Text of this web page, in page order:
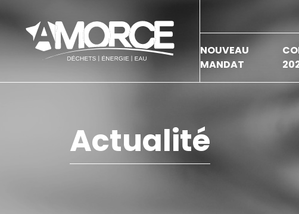
NOUVEAU
MANDAT
Actualité